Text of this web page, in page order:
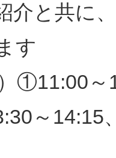
介と共に
す
①11:00
～14:15